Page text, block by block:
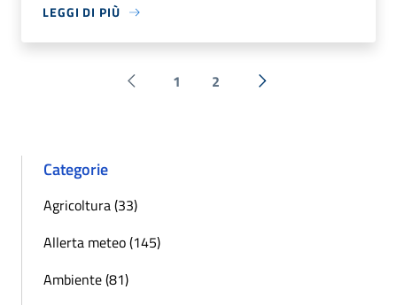
LEGGI DI PIÙ
Pagina precedente
1 2 Successiva »
Categorie
Agricoltura (33)
Allerta meteo (145)
Ambiente (81)